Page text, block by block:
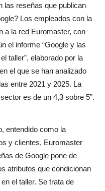
las reseñas que publican
Los empleados con la
a la red Euromaster, con
el informe “Google y las
taller”, elaborado por la
el que se han analizado
entre 2021 y 2025. La
es de un 4,3 sobre 5”.
entendido como la
y clientes, Euromaster
de Google pone de
atributos que condicionan
el taller. Se trata de